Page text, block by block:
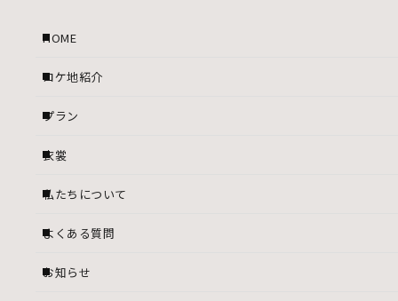
HOME
ロケ地紹介
プラン
衣裳
私たちについて
よくある質問
お知らせ